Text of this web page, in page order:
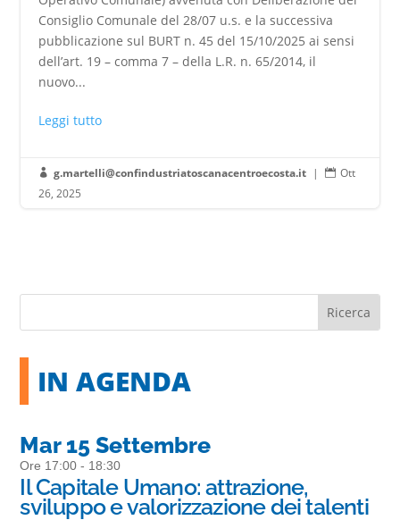
Consiglio Comunale del 28/07 u.s. e la successiva
pubblicazione sul BURT n. 45 del 15/10/2025 ai sensi
dell’art. 19 – comma 7 – della L.R. n. 65/2014, il
nuovo...
Leggi tutto
 g.martelli@confindustriatoscanacentroecosta.it |  Ott
26, 2025
IN AGENDA
Mar 15 Settembre
Ore 17:00 - 18:30
Il Capitale Umano: attrazione,
sviluppo e valorizzazione dei talenti